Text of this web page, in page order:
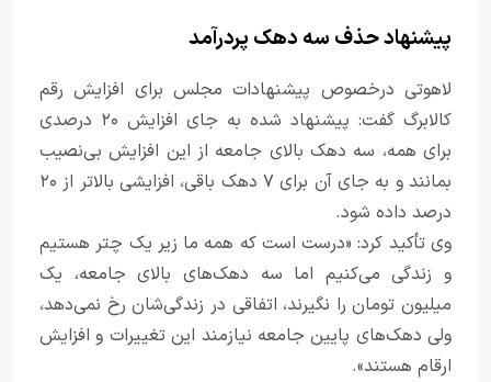
پیشنهاد حذف سه دهک پردرآمد
لاهوتی درخصوص پیشنهادات مجلس برای افزایش رقم
کالابرگ گفت: پیشنهاد شده به جای افزایش ۲۰ درصدی
برای همه، سه دهک بالای جامعه از این افزایش بی‌نصیب
بمانند و به جای آن برای ۷ دهک باقی، افزایشی بالاتر از ۲۰
درصد داده شود.
وی تأکید کرد: «درست است که همه ما زیر یک چتر هستیم
و زندگی می‌کنیم اما سه دهک‌های بالای جامعه، یک
میلیون تومان را نگیرند، اتفاقی در زندگی‌شان رخ نمی‌دهد،
ولی دهک‌های پایین جامعه نیازمند این تغییرات و افزایش
ارقام هستند».